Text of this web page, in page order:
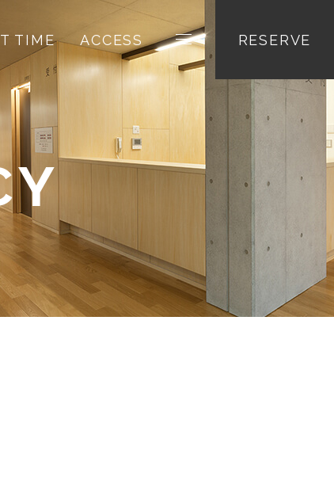
TIME ACCESS RESERVE